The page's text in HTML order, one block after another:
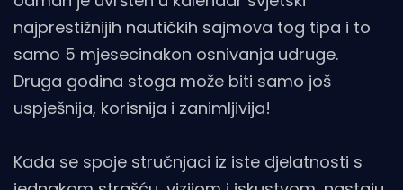
najprestižnijih nautičkih sajmova tog tipa i to
samo 5 mjesecinakon osnivanja udruge.
Druga godina stoga može biti samo još
uspješnija, korisnija i zanimljivija!
Kada se spoje stručnjaci iz iste djelatnosti s